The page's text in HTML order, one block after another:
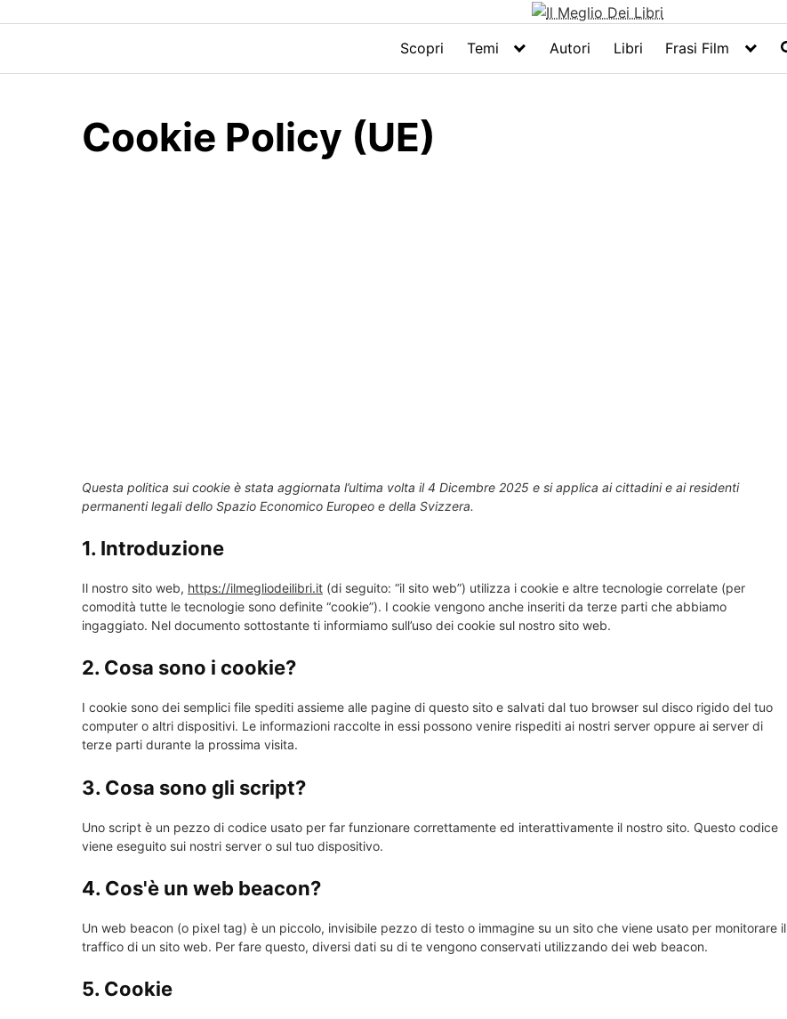
Scopri Temi Autori Libri Frasi Film
Cookie Policy (UE)
Questa politica sui cookie è stata aggiornata l’ultima volta il 4 Dicembre 2025 e si applica ai cittadini e ai residenti
permanenti legali dello Spazio Economico Europeo e della Svizzera.
1. Introduzione
Il nostro sito web, https://ilmegliodeilibri.it (di seguito: “il sito web”) utilizza i cookie e altre tecnologie correlate (per
comodità tutte le tecnologie sono definite “cookie”). I cookie vengono anche inseriti da terze parti che abbiamo
ingaggiato. Nel documento sottostante ti informiamo sull’uso dei cookie sul nostro sito web.
2. Cosa sono i cookie?
I cookie sono dei semplici file spediti assieme alle pagine di questo sito e salvati dal tuo browser sul disco rigido del tuo
computer o altri dispositivi. Le informazioni raccolte in essi possono venire rispediti ai nostri server oppure ai server di
terze parti durante la prossima visita.
3. Cosa sono gli script?
Uno script è un pezzo di codice usato per far funzionare correttamente ed interattivamente il nostro sito. Questo codice
viene eseguito sui nostri server o sul tuo dispositivo.
4. Cos'è un web beacon?
Un web beacon (o pixel tag) è un piccolo, invisibile pezzo di testo o immagine su un sito che viene usato per monitorare il
traffico di un sito web. Per fare questo, diversi dati su di te vengono conservati utilizzando dei web beacon.
5. Cookie